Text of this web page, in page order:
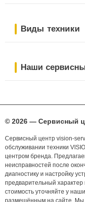
Виды техники
Наши
© 2026 — Сервисный
Сервисный центр vision-
обслуживании техники
центром бренда.
неисправностей после
диагностику и настройку
предварительный
стоимость уточняйте у
размещённым на сайте. Мы